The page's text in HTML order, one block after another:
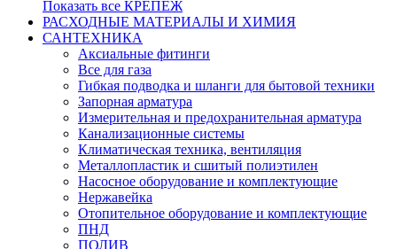
Показать все КРЕПЕЖ
РАСХОДНЫЕ МАТЕРИАЛЫ И ХИМИЯ
САНТЕХНИКА
Аксиальные фитинги
Все для газа
Гибкая подводка и шланги для бытовой техники
Запорная арматура
Измерительная и предохранительная арматура
Канализационные системы
Климатическая техника, вентиляция
Металлопластик и сшитый полиэтилен
Насосное оборудование и комплектующие
Нержавейка
Отопительное оборудование и комплектующие
ПНД
ПОЛИВ